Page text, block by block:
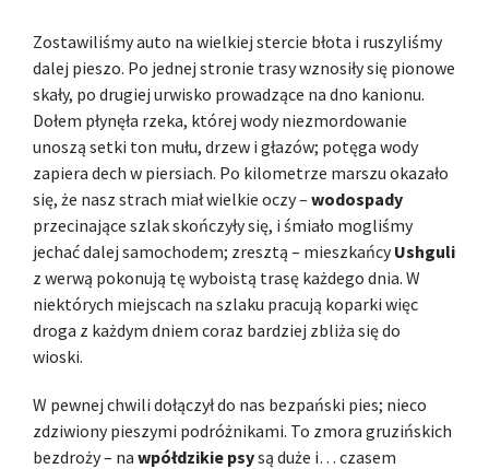
Zostawiliśmy auto na wielkiej stercie błota i ruszyliśmy
dalej pieszo. Po jednej stronie trasy wznosiły się pionowe
skały, po drugiej urwisko prowadzące na dno kanionu.
Dołem płynęła rzeka, której wody niezmordowanie
unoszą setki ton mułu, drzew i głazów; potęga wody
zapiera dech w piersiach. Po kilometrze marszu okazało
się, że nasz strach miał wielkie oczy – wodospady
przecinające szlak skończyły się, i śmiało mogliśmy
jechać dalej samochodem; zresztą – mieszkańcyUshguli
z werwą pokonują tę wyboistą trasę każdego dnia. W
niektórych miejscach na szlaku pracują koparki więc
droga z każdym dniem coraz bardziej zbliża się do
wioski.
W pewnej chwili dołączył do nas bezpański pies; nieco
zdziwiony pieszymi podróżnikami. To zmora gruzińskich
bezdroży – na wpółdzikie psysą duże i… czasem